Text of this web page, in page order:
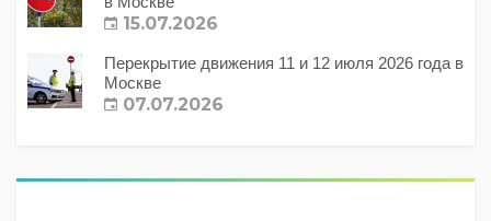
15.07.2026
Перекрытие движения 11 и 12 июля 2026 года в
Москве
07.07.2026